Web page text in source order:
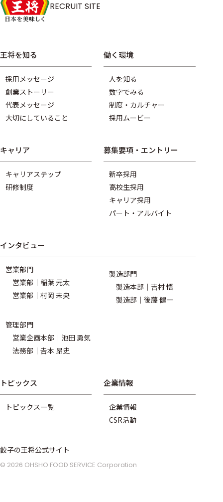
RECRUIT SITE
王将を知る
採用メッセージ
創業ストーリー
代表メッセージ
大切にしていること
働く環境
人を知る
数字でみる
制度・カルチャー
採用ムービー
キャリア
キャリアステップ
研修制度
募集要項・エントリー
新卒採用
高校生採用
キャリア採用
パート・アルバイト
インタビュー
営業部門
営業部｜稲葉 元太
営業部｜村岡 未央
製造部門
製造本部｜吉村 悟
製造部｜後藤 健一
管理部門
営業企画本部｜池田 勇気
法務部｜𠮷本 昂史
トピックス
トピックス一覧
企業情報
企業情報
CSR活動
餃子の王将公式サイト
© 2026 OHSHO FOOD SERVICE Corporation